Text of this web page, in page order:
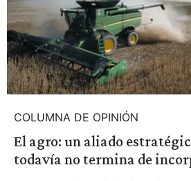
COLUMNA DE OPINIÓN
El agro: un aliado
todavía no termina de